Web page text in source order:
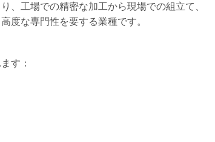
、工場での精密な加工から現場での組立て、
度な専門性を要する業種です。
す：